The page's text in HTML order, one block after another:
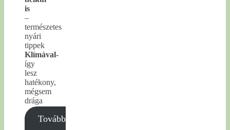
is
–
természetes
nyári
tippek
Klímával-
így
lesz
hatékony,
mégsem
drága
Tovább